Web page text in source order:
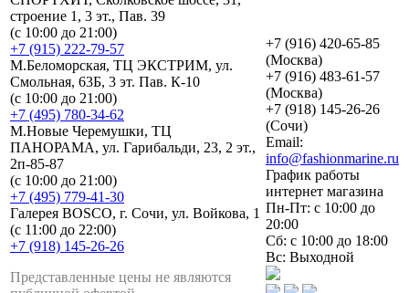
строение 1, 3 эт., Пав. 39
(с 10:00 до 21:00)
+7 (915) 222-79-57
М.Беломорская, ТЦ ЭКСТРИМ, ул.
Смольная, 63Б, 3 эт. Пав. К-10
(с 10:00 до 21:00)
+7 (495) 780-34-62
М.Новые Черемушки, ТЦ
ПАНОРАМА, ул. Гарибальди, 23, 2 эт.,
2п-85-87
(с 10:00 до 21:00)
+7 (495) 779-41-30
Галерея BOSCO, г. Сочи, ул. Войкова, 1
(с 11:00 до 22:00)
+7 (918) 145-26-26
Представленные цены не являются
+7 (916) 420-65-85
(Москва)
+7 (916) 483-61-57
(Москва)
+7 (918) 145-26-26
(Сочи)
Email:
info@fashionmarine.ru
График работы
интернет магазина
Пн-Пт: с 10:00 до
20:00
Сб: с 10:00 до 18:00
Вс: Выходной